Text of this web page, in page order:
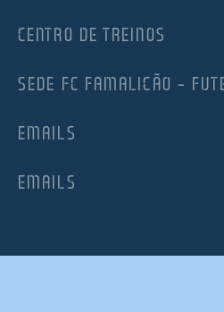
CENTRO DE TREINOS
SEDE FC FAMALICÃO –
EMAILS
EMAILS